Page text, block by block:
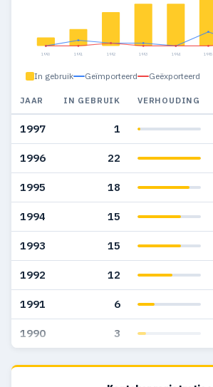
1990 1991 1992 1993 1994 1995
In gebruik Geïmporteerd Geëxporteerd
JAAR IN GEBRUIK VERHOUDING
1997 1
1996 22
1995 18
1994 15
1993 15
1992 12
1991 6
1990 3